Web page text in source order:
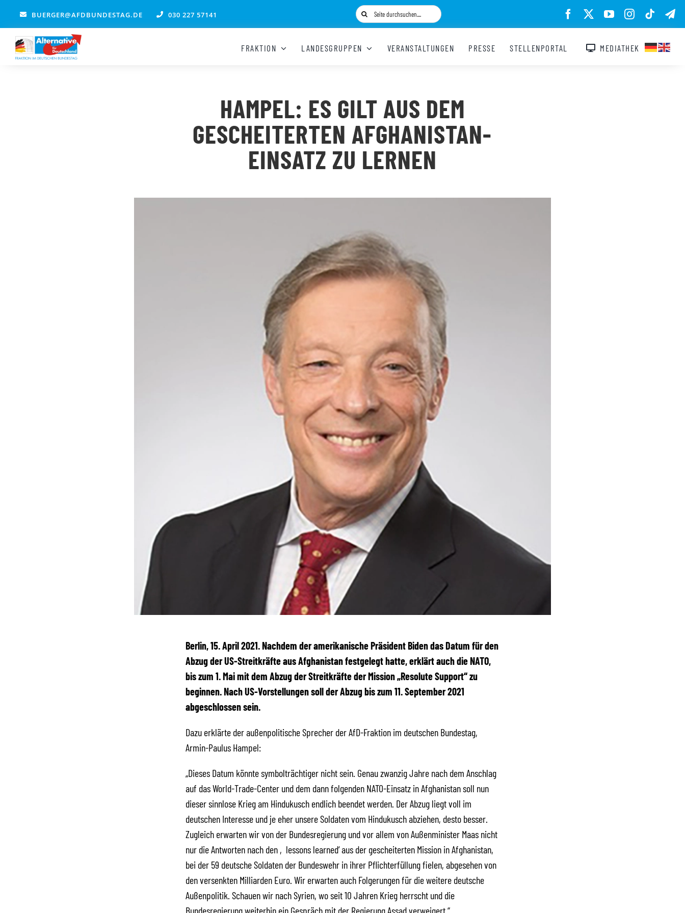
springen
BUERGER@AFDBUNDESTAG.DE 030 227 57141
Suche
nach:
FRAKTION LANDESGRUPPEN VERANSTALTUNGEN PRESSE STELLENPORTAL MEDIATHEK
HAMPEL: ES GILT AUS DEM
GESCHEITERTEN AFGHANISTAN-
EINSATZ ZU LERNEN
Berlin, 15. April 2021. Nachdem der amerikanische Präsident Biden das Datum für den
Abzug der US-Streitkräfte aus Afghanistan festgelegt hatte, erklärt auch die NATO,
bis zum 1. Mai mit dem Abzug der Streitkräfte der Mission „Resolute Support“ zu
beginnen. Nach US-Vorstellungen soll der Abzug bis zum 11. September 2021
abgeschlossen sein.
Dazu erklärte der außenpolitische Sprecher der AfD-Fraktion im deutschen Bundestag,
Armin-Paulus Hampel:
„Dieses Datum könnte symbolträchtiger nicht sein. Genau zwanzig Jahre nach dem Anschlag
auf das World-Trade-Center und dem dann folgenden NATO-Einsatz in Afghanistan soll nun
dieser sinnlose Krieg am Hindukusch endlich beendet werden. Der Abzug liegt voll im
deutschen Interesse und je eher unsere Soldaten vom Hindukusch abziehen, desto besser.
Zugleich erwarten wir von der Bundesregierung und vor allem von Außenminister Maas nicht
nur die Antworten nach den ‚lessons learned‘ aus der gescheiterten Mission in Afghanistan,
bei der 59 deutsche Soldaten der Bundeswehr in ihrer Pflichterfüllung fielen, abgesehen von
den versenkten Milliarden Euro. Wir erwarten auch Folgerungen für die weitere deutsche
Außenpolitik. Schauen wir nach Syrien, wo seit 10 Jahren Krieg herrscht und die
Bundesregierung weiterhin ein Gespräch mit der Regierung Assad verweigert.“